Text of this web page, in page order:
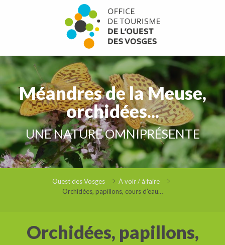
Méandres de la Meuse,
orchidées...
UNE NATURE OMNIPRÉSENTE
Ouest des Vosges
À voir / à faire
Orchidées, papillons, cours d’eau…
Orchidées, papillons,